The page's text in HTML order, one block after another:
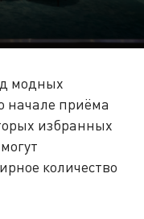
модных
начале приёма
избранных
количество